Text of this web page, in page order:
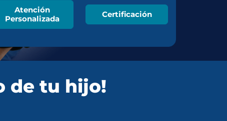
Atención
Personalizada
Certificación
de tu hijo!